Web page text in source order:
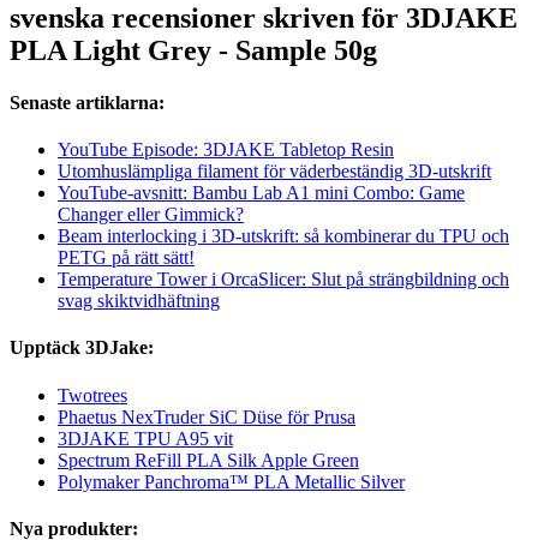
svenska recensioner skriven för 3DJAKE
PLA Light Grey - Sample 50g
Senaste artiklarna:
YouTube Episode: 3DJAKE Tabletop Resin
Utomhuslämpliga filament för väderbeständig 3D-utskrift
YouTube-avsnitt: Bambu Lab A1 mini Combo: Game
Changer eller Gimmick?
Beam interlocking i 3D-utskrift: så kombinerar du TPU och
PETG på rätt sätt!
Temperature Tower i OrcaSlicer: Slut på strängbildning och
svag skiktvidhäftning
Upptäck 3DJake:
Twotrees
Phaetus NexTruder SiC Düse för Prusa
3DJAKE TPU A95 vit
Spectrum ReFill PLA Silk Apple Green
Polymaker Panchroma™ PLA Metallic Silver
Nya produkter: